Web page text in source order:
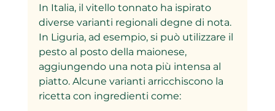
In Italia, il vitello tonnato ha ispirato
diverse varianti regionali degne di nota.
In Liguria, ad esempio, si può utilizzare il
pesto al posto della maionese,
aggiungendo una nota più intensa al
piatto. Alcune varianti arricchiscono la
ricetta con ingredienti come: